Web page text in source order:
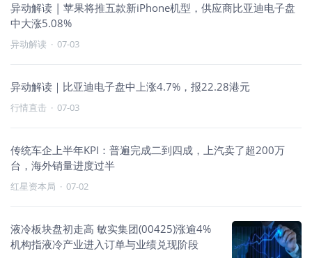
异动解读 | 苹果将推五款新iPhone机型，供应商比亚迪电子盘
中大涨5.08%
异动解读 · 07-03
异动解读｜比亚迪电子盘中上涨4.7%，报22.28港元
行情直击 · 07-03
传统车企上半年KPI：普遍完成二到四成，上汽卖了超200万
台，海外销量进度过半
红星资本局 · 07-02
液冷板块盘初走高 敏实集团(00425)涨逾4%
机构指液冷产业进入订单与业绩兑现阶段